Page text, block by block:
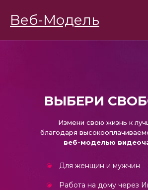
Веб-Модель
BongaModels Работа девушкам
ВЫБЕРИ
Измени свою жизнь к
благодаря
веб-моделью
Для женщин и мужчин
Работа на дому через